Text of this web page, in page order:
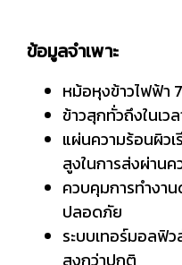
ข้อมูลจำเพาะ
หม้อหุงข้าวไฟฟ้า
ข้าวสุกทั่วถึงในเว
แผ่นความร้อนผิว
สูงในการส่งผ่านค
ควบคุมการทำงาน
ปลอดภัย
ระบบเทอร์มอลฟิ
สูงกว่าปกติ